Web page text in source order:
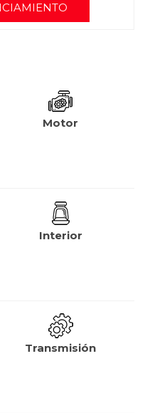
Motor
Interior
Transmisión